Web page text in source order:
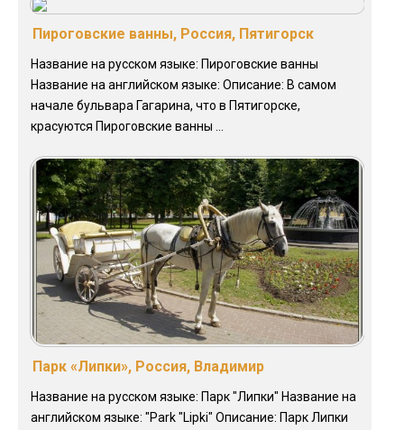
Пироговские ванны, Россия, Пятигорск
Название на русском языке: Пироговские ванны
Название на английском языке: Описание: В самом
начале бульвара Гагарина, что в Пятигорске,
красуются Пироговские ванны ...
Парк «Липки», Россия, Владимир
Название на русском языке: Парк "Липки" Название на
английском языке: "Park "Lipki" Описание: Парк Липки